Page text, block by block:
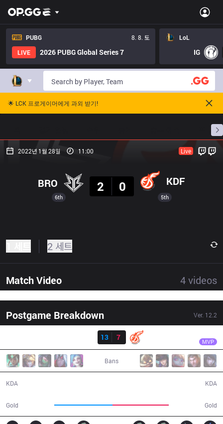
PUBG
8. 8. 토
LIVE
2026 PUBG Global Series 7
LoL
IG
🌟 LCK 프로게이머에게 과외 받기!
프로빌
2022년 1월 28일 11:00 Live
6th
BRO
2
0 KDF
5th
2 세트
Match Video 4videos
Postgame Breakdown Ver. 12.2
13
7 MVP
Bans
KDA
Gold Gold
KDA